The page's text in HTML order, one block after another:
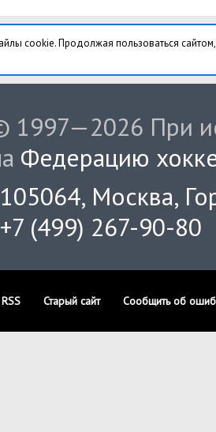
cookie. Продолжая пользоваться
1997—2026 При
Федерацию
105064, Москва,
+7 (499) 267-90-80
RSS Старый сайт Сообщить об